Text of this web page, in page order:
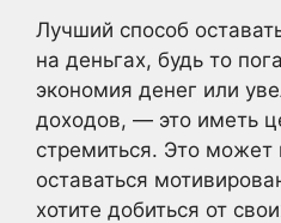
Лучший способ
на деньгах, будь то
экономия денег или
доходов, — это иметь
стремиться. Это
оставаться
хотите добиться от